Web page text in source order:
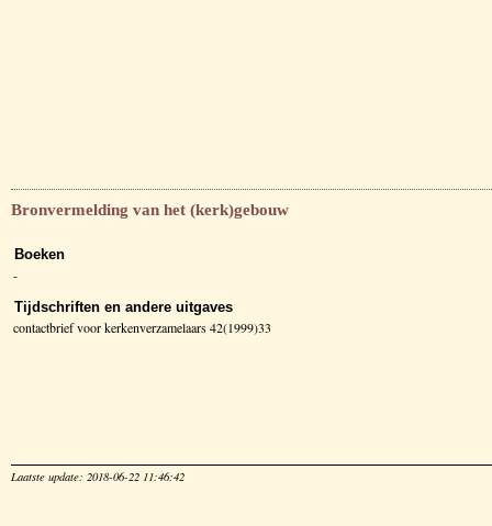
Bronvermelding van het (kerk)gebouw
Boeken
-
Tijdschriften en andere uitgaves
contactbrief voor kerkenverzamelaars 42(1999)33
Laatste update: 2018-06-22 11:46:42